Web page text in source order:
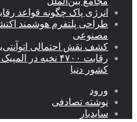
انرژی پاک چگونه قواعد
طراحی پلتفرم هوشمند
مصنوعی
کشف نقش احتمالی
کشور دنیا
ورود
نوشته تصادفی
سایدبار